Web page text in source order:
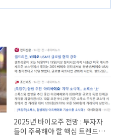
2025년 바이오주 전망 : 투자자
들이 주목해야 할 핵심 트렌드와